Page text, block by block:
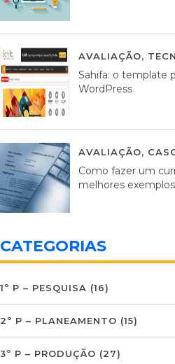
AVALIAÇÃO,
Sahifa: o template
WordPress
AVALIAÇÃO,
Como fazer um
melhores exemplos
CATEGORIAS
1º P – PESQUISA (16)
2º P – PLANEAMENTO (15)
3º P – PRODUÇÃO (27)